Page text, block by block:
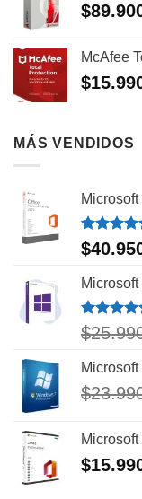
$
McAfee
$
MÁS VENDIDOS
Valorado
con5.00
$
Valorado
con5.00
$
$
$